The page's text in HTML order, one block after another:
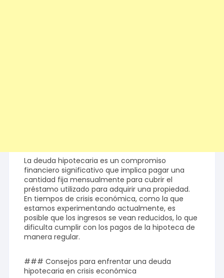
La deuda hipotecaria es un compromiso
financiero significativo que implica pagar una
cantidad fija mensualmente para cubrir el
préstamo utilizado para adquirir una propiedad.
En tiempos de crisis económica, como la que
estamos experimentando actualmente, es
posible que los ingresos se vean reducidos, lo que
dificulta cumplir con los pagos de la hipoteca de
manera regular.
### Consejos para enfrentar una deuda
hipotecaria en crisis económica